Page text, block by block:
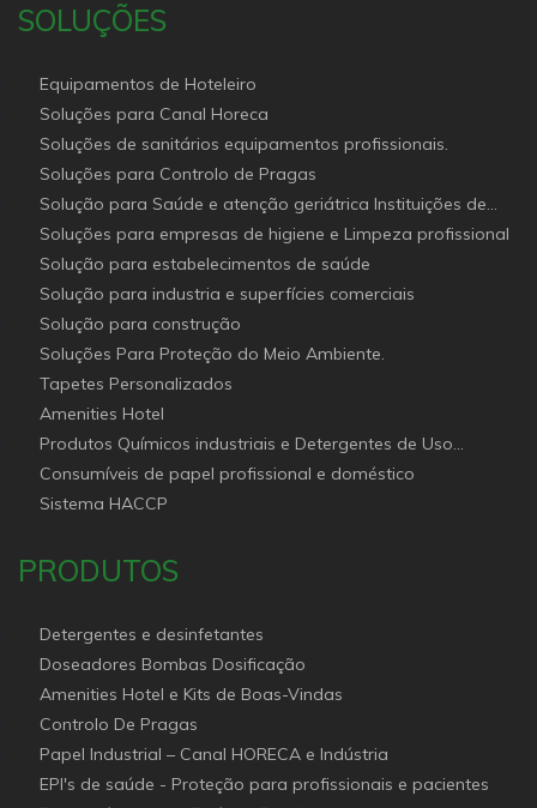
SOLUÇÕES
Equipamentos de Hoteleiro
Soluções para Canal Horeca
Soluções de sanitários equipamentos profissionais.
Soluções para Controlo de Pragas
Solução para Saúde e atenção geriátrica Instituições de
Apoio Social
Soluções para empresas de higiene e Limpeza profissional
Solução para estabelecimentos de saúde
Solução para industria e superfícies comerciais
Solução para construção
Soluções Para Proteção do Meio Ambiente.
Tapetes Personalizados
Amenities Hotel
Produtos Químicos industriais e Detergentes de Uso
Profissional e doméstico
Consumíveis de papel profissional e doméstico
Sistema HACCP
PRODUTOS
Detergentes e desinfetantes
Doseadores Bombas Dosificação
Amenities Hotel e Kits de Boas-Vindas
Controlo De Pragas
Papel Industrial – Canal HORECA e Indústria
EPI's de saúde - Proteção para profissionais e pacientes